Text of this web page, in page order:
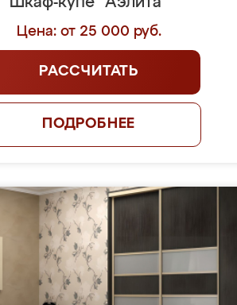
Цена: от 25 000 руб.
РАССЧИТАТЬ
ПОДРОБНЕЕ